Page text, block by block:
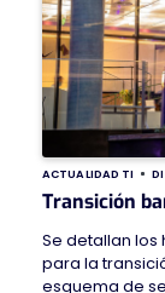
ACTUALIDAD TI
Transición
Se detallan
para la
esquema de